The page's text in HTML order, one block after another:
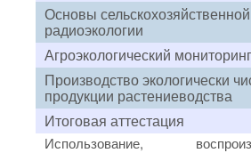
Основы сельскохозяйственной
радиоэкологии
Агроэкологический мониторинг
Производство экологически
продукции растениеводства
Итоговая аттестация
Использование,